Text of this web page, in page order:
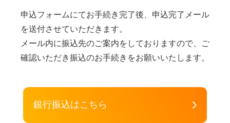
申込フォームにてお手続き完了後、申込完了メール
を送付させていただきます。
メール内に振込先のご案内をしておりますので、ご
確認いただき振込のお手続きをお願いいたします。
銀行振込はこちら